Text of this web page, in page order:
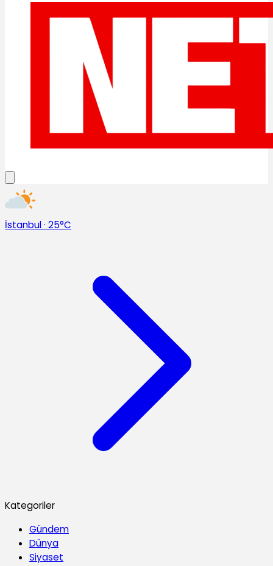
İstanbul· 25°C
Kategoriler
Gündem
Dünya
Siyaset